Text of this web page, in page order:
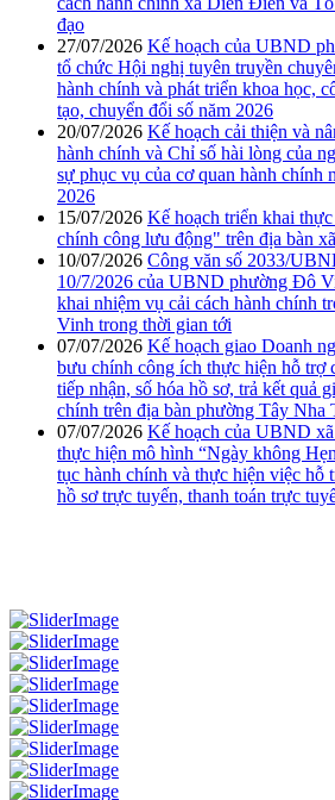
đạo
27/07/2026 Kế hoạch của UBND
tổ chức Hội nghị tuyên truyền
hành chính và phát triển khoa học,
tạo, chuyển đổi số năm 2026
20/07/2026 Kế hoạch cải thiện và
hành chính và Chỉ số hài lòng của
sự phục vụ của cơ quan hành chính
2026
15/07/2026 Kế hoạch triển khai
chính công lưu động" trên địa bàn
10/07/2026 Công văn số 2033/
10/7/2026 của UBND phường Đô
khai nhiệm vụ cải cách hành chính
Vinh trong thời gian tới
07/07/2026 Kế hoạch giao Doanh
bưu chính công ích thực hiện hỗ trợ
tiếp nhận, số hóa hồ sơ, trả kết quả
chính trên địa bàn phường Tây Nha
07/07/2026 Kế hoạch của UBND
thực hiện mô hình “Ngày không
tục hành chính và thực hiện việc hỗ
hồ sơ trực tuyến, thanh toán trực